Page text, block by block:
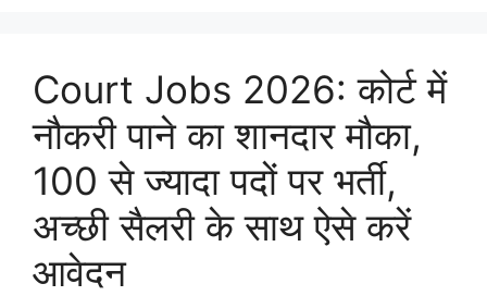
Court Jobs 2026: कोर्ट में
नौकरी पाने का शानदार मौका,
100 से ज्यादा पदों पर भर्ती,
अच्छी सैलरी के साथ ऐसे करें
आवेदन